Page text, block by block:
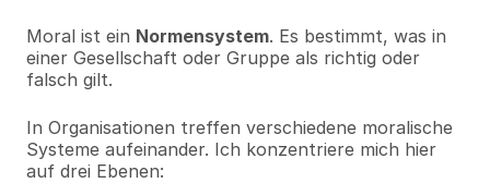
Moral ist ein Normensystem. Es bestimmt, was in
einer Gesellschaft oder Gruppe als richtig oder
falsch gilt.
In Organisationen treffen verschiedene moralische
Systeme aufeinander. Ich konzentriere mich hier
auf drei Ebenen: